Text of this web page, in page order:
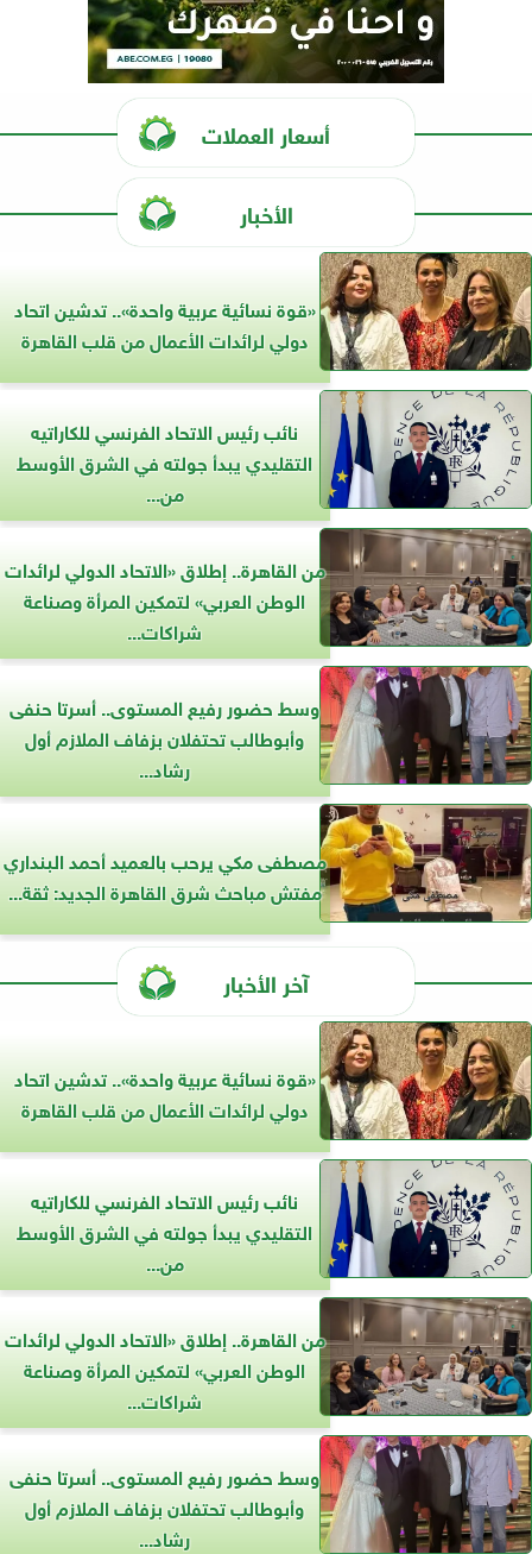
أسعار العملات
الأخبار
«قوة نسائية عربية واحدة».. تدشين اتحاد
دولي لرائدات الأعمال من قلب القاهرة
نائب رئيس الاتحاد الفرنسي للكاراتيه
التقليدي يبدأ جولته في الشرق الأوسط
من...
من القاهرة.. إطلاق «الاتحاد الدولي لرائدات
الوطن العربي» لتمكين المرأة وصناعة
شراكات...
وسط حضور رفيع المستوى.. أسرتا حنفى
وأبوطالب تحتفلان بزفاف الملازم أول
رشاد...
مصطفى مكي يرحب بالعميد أحمد البنداري
مفتش مباحث شرق القاهرة الجديد: ثقة...
آخر الأخبار
«قوة نسائية عربية واحدة».. تدشين اتحاد
دولي لرائدات الأعمال من قلب القاهرة
نائب رئيس الاتحاد الفرنسي للكاراتيه
التقليدي يبدأ جولته في الشرق الأوسط
من...
من القاهرة.. إطلاق «الاتحاد الدولي لرائدات
الوطن العربي» لتمكين المرأة وصناعة
شراكات...
وسط حضور رفيع المستوى.. أسرتا حنفى
وأبوطالب تحتفلان بزفاف الملازم أول
رشاد...